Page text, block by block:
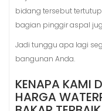
bidang tersebut
bagian pinggir aspal
Jadi tunggu apa lagi
bangunan Anda.
KENAPA KAMI
HARGA